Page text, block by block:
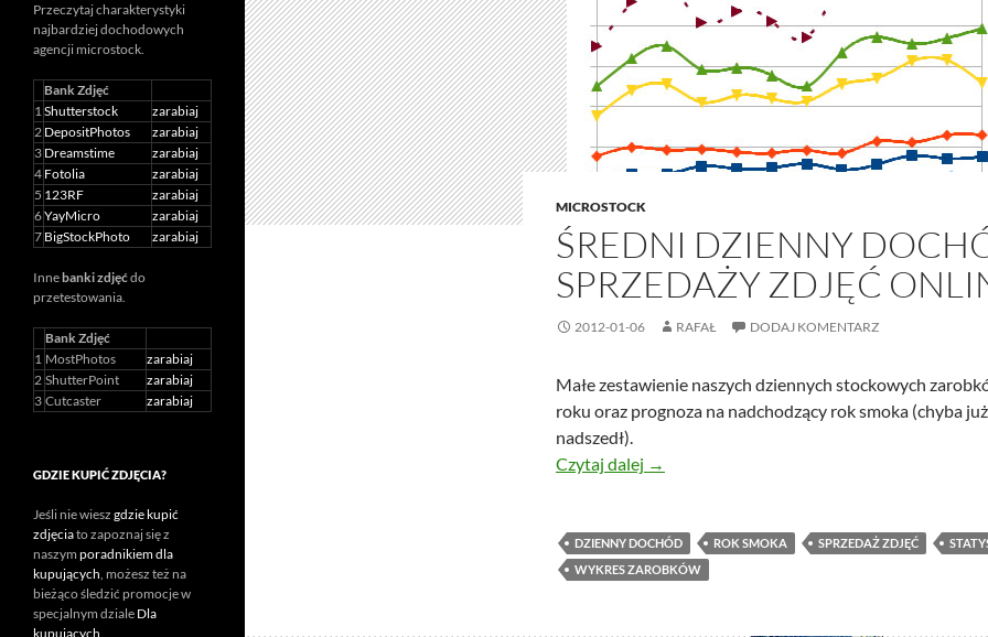
MICROSTOCK
ŚREDNI DZIENNY
SPRZEDAŻY ZDJĘĆ
2012-01-06 RAFAŁ DODAJ KOMENTARZ
Małe zestawienie naszych dziennych stockowych
roku oraz prognoza na nadchodzący rok smoka (chyba
nadszedł).
Czytaj dalej Średni dzienny dochód ze sprzedaży zdjęć
→
DZIENNY DOCHÓD ROK SMOKA SPRZEDAŻ ZDJĘĆ
WYKRES ZAROBKÓW
Przeczytaj charakterystyki
najbardziej dochodowych
agencji microstock.
Bank Zdjęć
1Shutterstock
zarabiaj
2 DepositPhotos
zarabiaj
3 Dreamstime
zarabiaj
4 Fotolia
zarabiaj
5 123RF
zarabiaj
6YayMicro
zarabiaj
7 BigStockPhoto zarabiaj
Innebanki zdjęćdo
przetestowania.
Bank Zdjęć
1 MostPhotos
zarabiaj
2 ShutterPoint
zarabiaj
3 Cutcaster zarabiaj
GDZIE KUPIĆ ZDJĘCIA?
Jeśli nie wiesz gdzie kupić
zdjęciato zapoznaj się z
naszym poradnikiem dla
kupujących, możesz też na
bieżąco śledzić promocje w
specjalnym dziale Dla
kupujących.